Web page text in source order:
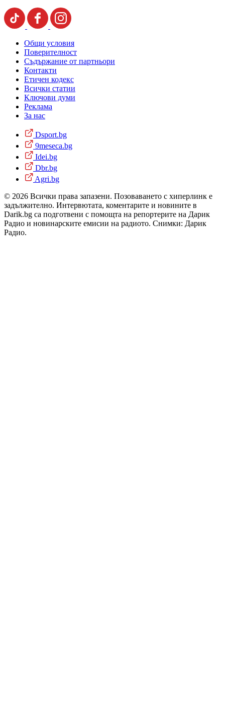
Общи условия
Поверителност
Съдържание от партньори
Контакти
Етичен кодекс
Всички статии
Ключови думи
Реклама
За нас
Dsport.bg
9meseca.bg
Idei.bg
Dbr.bg
Agri.bg
© 2026 Всички права запазени. Позоваването с хиперлинк е
задължително. Интервютата, коментарите и новините в
Darik.bg са подготвени с помощта на репортерите на Дарик
Радио и новинарските емисии на радиото. Снимки: Дарик
Радио.